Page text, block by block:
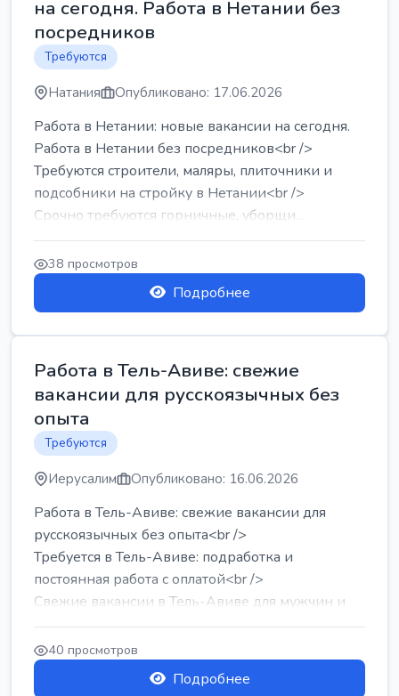
на сегодня. Работа в Нетании без
посредников
Требуются
Натания Опубликовано: 17.06.2026
Работа в Нетании: новые вакансии на сегодня.
Работа в Нетании без посредников<br />
Требуются строители, маляры, плиточники и
подсобники на стройку в Нетании<br />
Срочно требуются горничные, уборщи...
38 просмотров
Подробнее
Работа в Тель-Авиве: свежие
вакансии для русскоязычных без
опыта
Требуются
Иерусалим Опубликовано: 16.06.2026
Работа в Тель-Авиве: свежие вакансии для
русскоязычных без опыта<br />
Требуется в Тель-Авиве: подработка и
постоянная работа с оплатой<br />
Свежие вакансии в Тель-Авиве для мужчин и
женщин от хозя...
40 просмотров
Подробнее